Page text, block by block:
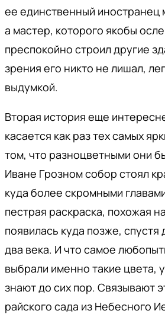
ее единственный иностранец
а мастер, которого якобы
преспокойно строил другие
зрения его никто не лишал,
выдумкой.
Вторая история еще
касается как раз тех самых
том, что разноцветными они
Иване Грозном собор стоял
куда более скромными
пестрая раскраска, похожая
появилась куда позже,
два века. И что самое
выбрали именно такие цвета,
знают до сих пор. Связывают
райского сада из Небесного